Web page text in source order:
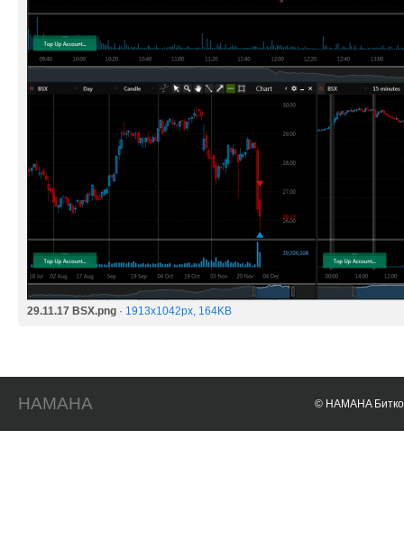
29.11.17 BSX.png · 1913x1042px, 164KB
HAMAHA © HAMAHA